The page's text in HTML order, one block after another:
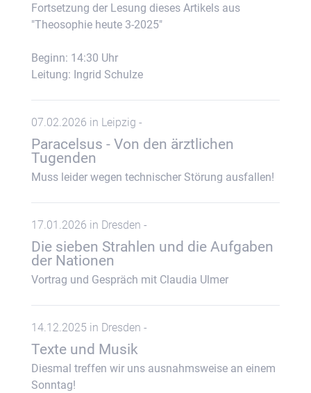
Fortsetzung der Lesung dieses Artikels aus
"Theosophie heute 3-2025"
Beginn: 14:30 Uhr
Leitung: Ingrid Schulze
07.02.2026 in Leipzig -
Paracelsus - Von den ärztlichen
Tugenden
Muss leider wegen technischer Störung ausfallen!
17.01.2026 in Dresden -
Die sieben Strahlen und die Aufgaben
der Nationen
Vortrag und Gespräch mit Claudia Ulmer
14.12.2025 in Dresden -
Texte und Musik
Diesmal treffen wir uns ausnahmsweise an einem
Sonntag!